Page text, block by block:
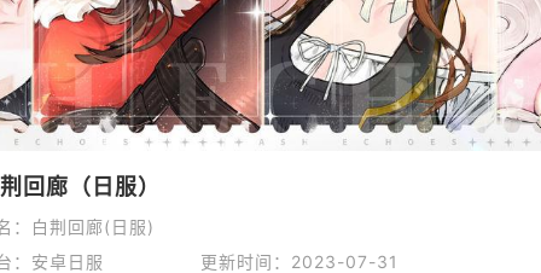
回廊（日服）
：白荆回廊(日服)
：安卓日服
更新时间：2023-07-31